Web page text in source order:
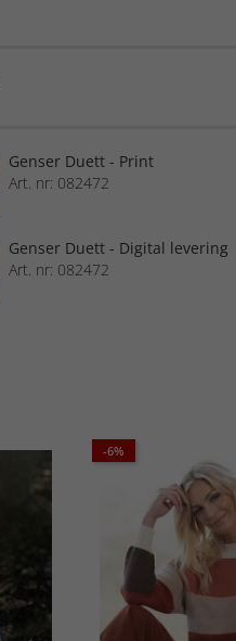
Genser Duett - Print
Art. nr: 082472
Genser Duett - Digital levering
Art. nr: 082472
-6%